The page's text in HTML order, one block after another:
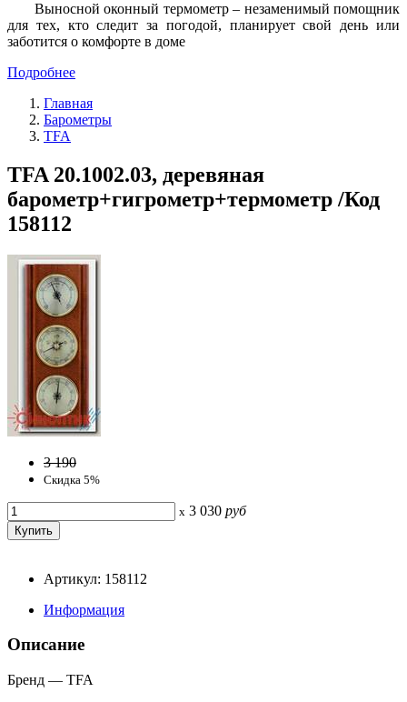
Выносной оконный термометр – незаменимый помощник
для тех, кто следит за погодой, планирует свой день или
заботится о комфорте в доме
Подробнее
Главная
Барометры
TFA
TFA 20.1002.03, деревяная
барометр+гигрометр+термометр /Код
158112
3 190
Скидка 5%
x 3 030 руб
Артикул: 158112
Информация
Описание
Бренд — TFA